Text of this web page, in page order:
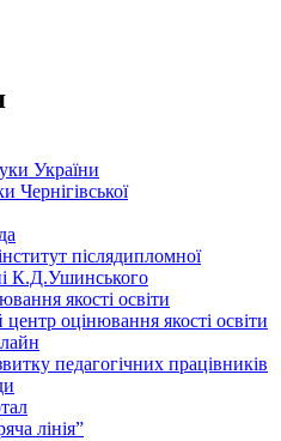
України
Чернігівської
післядипломної
К.Д.Ушинського
якості освіти
оцінювання якості освіти
педагогічних працівників
лінія”